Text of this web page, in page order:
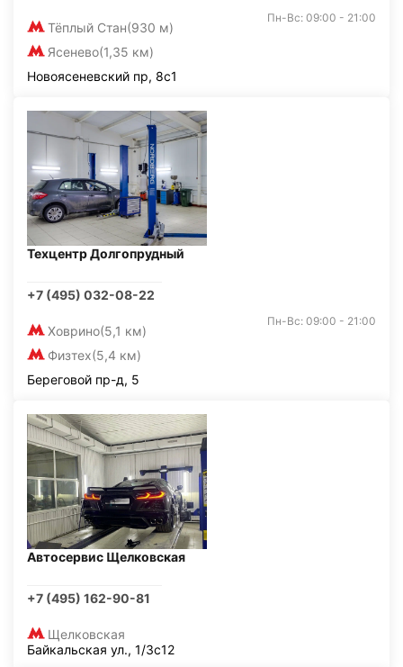
Тёплый Стан(930 м)
Ясенево(1,35 км)
Пн-Вс: 09:00 - 21:00
Новоясеневский пр, 8с1
Техцентр Долгопрудный
+7 (495) 032-08-22
Ховрино(5,1 км)
Физтех(5,4 км)
Пн-Вс: 09:00 - 21:00
Береговой пр-д, 5
Автосервис Щелковская
+7 (495) 162-90-81
Щелковская
Байкальская ул., 1/3с12